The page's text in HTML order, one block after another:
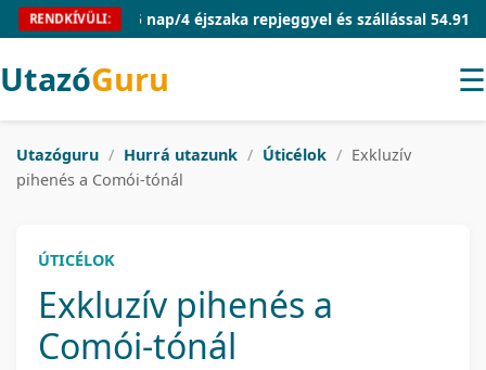
RENDKÍVÜLI:
Mallorca 5 nap/4 éjszaka repjeggyel és szállással 54.910 Ft/fő
UtazóGuru ☰
Utazóguru / Hurrá utazunk / Úticélok / Exkluzív
pihenés a Comói-tónál
ÚTICÉLOK
Exkluzív pihenés a
Comói-tónál